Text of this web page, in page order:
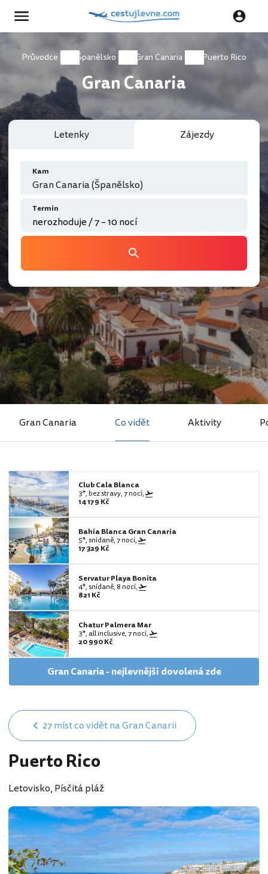
Průvodce Španělsko Gran Canaria Puerto Rico
Gran Canaria
Letenky Zájezdy
Kam
Gran Canaria (Španělsko)
Termín
Gran Canaria Co vidět Aktivity
Club Cala Blanca
3*, bez stravy, 7 nocí,
14 179 Kč
Bahía Blanca Gran Canaria
5*, snídaně, 7 nocí,
17 329 Kč
Servatur Playa Bonita
4*, snídaně, 8 nocí,
821 Kč
Chatur Palmera Mar
3*, all inclusive, 7 nocí,
20 990 Kč
Gran Canaria - nejlevnější dovolená zde
27 míst co vidět na Gran Canarii
Puerto Rico
Letovisko, Písčitá pláž